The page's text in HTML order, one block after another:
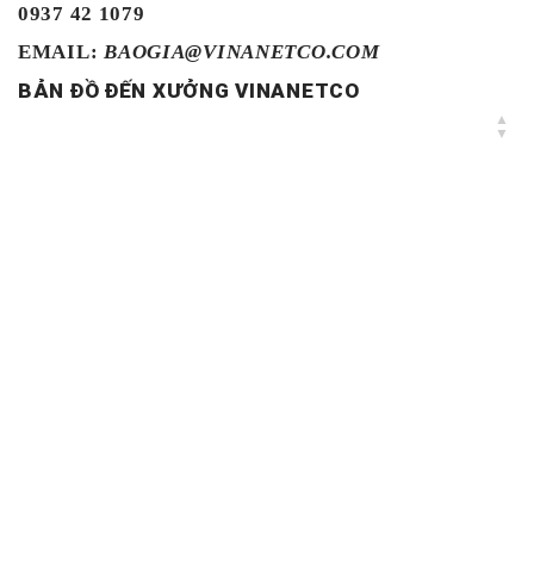
0937 42 1079
EMAIL: BAOGIA@VINANETCO.COM
BẢN ĐỒ ĐẾN XƯỞNG VINANETCO